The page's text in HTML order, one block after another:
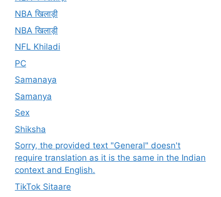
NBA खिलाड़ी
NBA खिलाड़ी
NFL Khiladi
PC
Samanaya
Samanya
Sex
Shiksha
Sorry, the provided text "General" doesn't
require translation as it is the same in the Indian
context and English.
TikTok Sitaare